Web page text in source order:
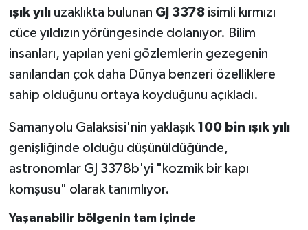
ışık yılıuzaklıkta bulunan GJ 3378isimli kırmızı
cüce yıldızın yörüngesinde dolanıyor. Bilim
insanları, yapılan yeni gözlemlerin gezegenin
sanılandan çok daha Dünya benzeri özelliklere
sahip olduğunu ortaya koyduğunu açıkladı.
Samanyolu Galaksisi'nin yaklaşık 100 bin ışık yılı
genişliğinde olduğu düşünüldüğünde,
astronomlar GJ 3378b'yi "kozmik bir kapı
komşusu" olarak tanımlıyor.
Yaşanabilir bölgenin tam içinde